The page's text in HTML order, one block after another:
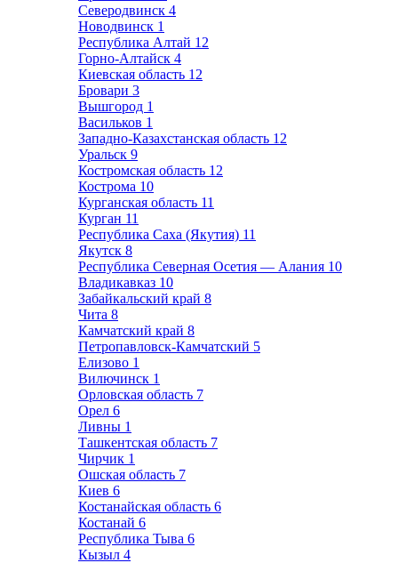
Северодвинск 4
Новодвинск 1
Республика Алтай 12
Горно-Алтайск 4
Киевская область 12
Бровари 3
Вышгород 1
Васильков 1
Западно-Казахстанская область 12
Уральск 9
Костромская область 12
Кострома 10
Курганская область 11
Курган 11
Республика Саха (Якутия) 11
Якутск 8
Республика Северная Осетия — Алания 10
Владикавказ 10
Забайкальский край 8
Чита 8
Камчатский край 8
Петропавловск-Камчатский 5
Елизово 1
Вилючинск 1
Орловская область 7
Орел 6
Ливны 1
Ташкентская область 7
Чирчик 1
Ошская область 7
Киев 6
Костанайская область 6
Костанай 6
Республика Тыва 6
Кызыл 4